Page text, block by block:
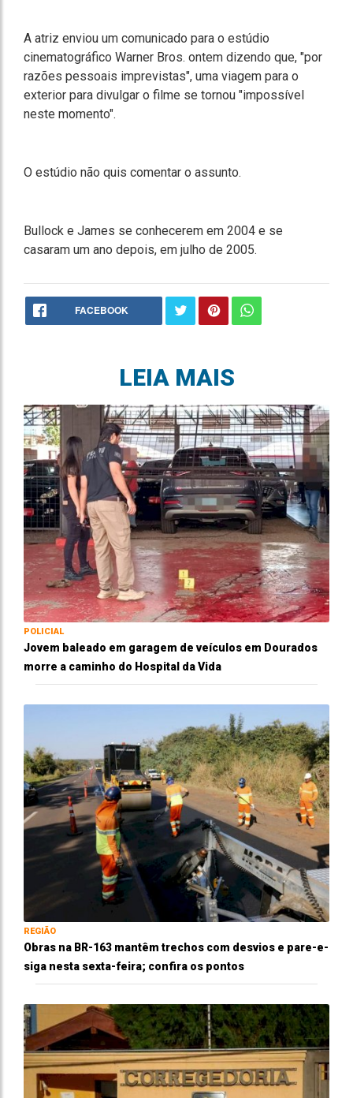
A atriz enviou um comunicado para o estúdio
cinematográfico Warner Bros. ontem dizendo que, "por
razões pessoais imprevistas", uma viagem para o
exterior para divulgar o filme se tornou "impossível
neste momento".
O estúdio não quis comentar o assunto.
Bullock e James se conhecerem em 2004 e se
casaram um ano depois, em julho de 2005.
FACEBOOK
LEIA MAIS
POLICIAL
Jovem baleado em garagem de veículos em Dourados
morre a caminho do Hospital da Vida
REGIÃO
Obras na BR-163 mantêm trechos com desvios e pare-e-
siga nesta sexta-feira; confira os pontos